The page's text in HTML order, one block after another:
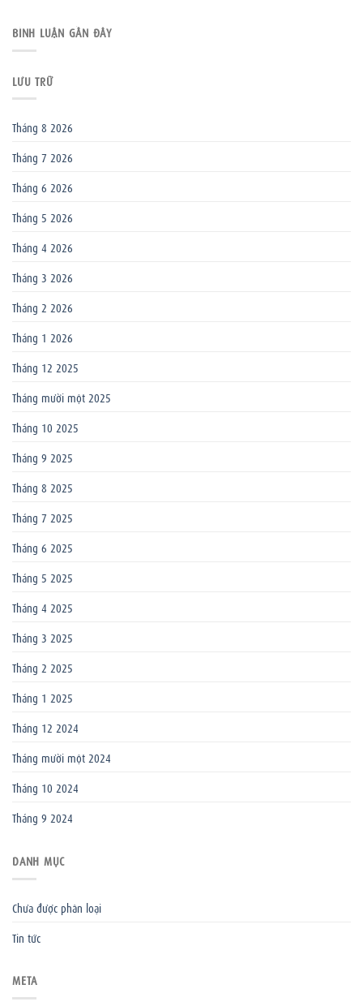
BÌNH LUẬN GẦN ĐÂY
LƯU TRỮ
Tháng 8 2026
Tháng 7 2026
Tháng 6 2026
Tháng 5 2026
Tháng 4 2026
Tháng 3 2026
Tháng 2 2026
Tháng 1 2026
Tháng 12 2025
Tháng mười một 2025
Tháng 10 2025
Tháng 9 2025
Tháng 8 2025
Tháng 7 2025
Tháng 6 2025
Tháng 5 2025
Tháng 4 2025
Tháng 3 2025
Tháng 2 2025
Tháng 1 2025
Tháng 12 2024
Tháng mười một 2024
Tháng 10 2024
Tháng 9 2024
DANH MỤC
Chưa được phân loại
Tin tức
META